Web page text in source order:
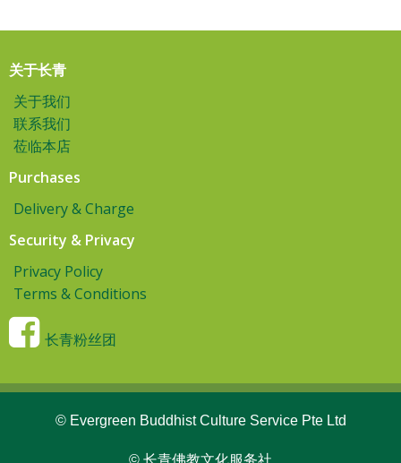
关于长青
关于我们
联系我们
莅临本店
Purchases
Delivery & Charge
Security & Privacy
Privacy Policy
Terms & Conditions
长青粉丝团
© Evergreen Buddhist Culture Service Pte Ltd
© 长青佛教文化服务社